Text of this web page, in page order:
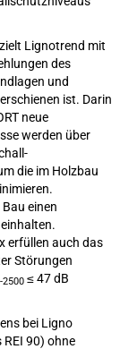
Lignotrend mit
des
und
ist. Darin
neue
werden über
die im Holzbau
einen
einhalten.
erfüllen auch das
Störungen
2500 ≤ 47 dB
bei Ligno
90) ohne